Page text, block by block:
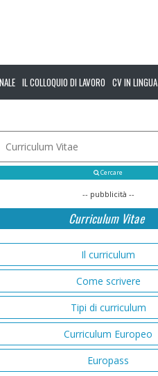
IL COLLOQUIO DI LAVORO CV IN LINGUA
Cercare
-- pubblicità --
Curriculum Vitae
Il curriculum
Come scrivere
Tipi di curriculum
Curriculum Europeo
Europass